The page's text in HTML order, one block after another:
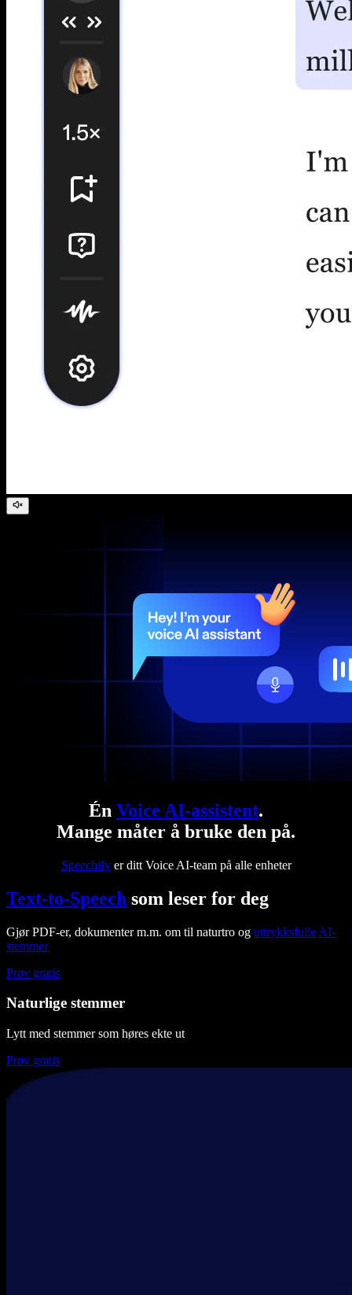
Én Voice AI-assistent.
Mange måter å bruke den på.
Speechifyer ditt Voice AI-team på alle enheter
Text-to-Speech som leser for deg
Gjør PDF-er, dokumenter m.m. om til naturtro og uttrykksfulle AI-
stemmer
Prøv gratis
Naturlige stemmer
Lytt med stemmer som høres ekte ut
Prøv gratis